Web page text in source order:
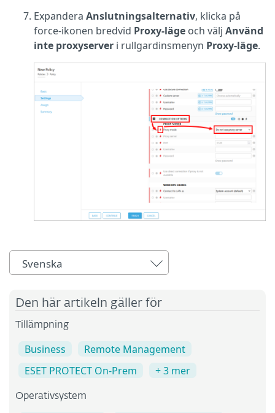
Expandera Anslutningsalternativ, klicka på
force-ikonen bredvid Proxy-läge och välj Använd
inte proxyserver i rullgardinsmenyn Proxy-läge.
Svenska
Den här artikeln gäller för
Tillämpning
Business
Remote Management
ESET PROTECT On-Prem
+ 3 mer
Operativsystem